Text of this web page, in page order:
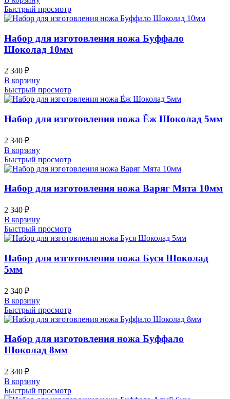
Быстрый просмотр
Набор для изготовления ножа Буффало
Шоколад 10мм
2 340 ₽
В корзину
Быстрый просмотр
Набор для изготовления ножа Ёж Шоколад 5мм
2 340 ₽
В корзину
Быстрый просмотр
Набор для изготовления ножа Варяг Мята 10мм
2 340 ₽
В корзину
Быстрый просмотр
Набор для изготовления ножа Буся Шоколад
5мм
2 340 ₽
В корзину
Быстрый просмотр
Набор для изготовления ножа Буффало
Шоколад 8мм
2 340 ₽
В корзину
Быстрый просмотр